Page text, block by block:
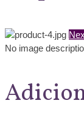
No image